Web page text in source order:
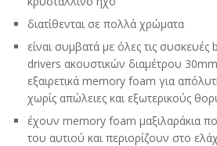
διατίθενται σε πολλά χρώματα
είναι συμβατά με όλες τις συσκευές
drivers ακουστικών διαμέτρου
εξαιρετικά memory foam για
χωρίς απώλειες και εξωτερικούς
έχουν memory foam μαξιλαράκια
του αυτιού και περιορίζουν στο